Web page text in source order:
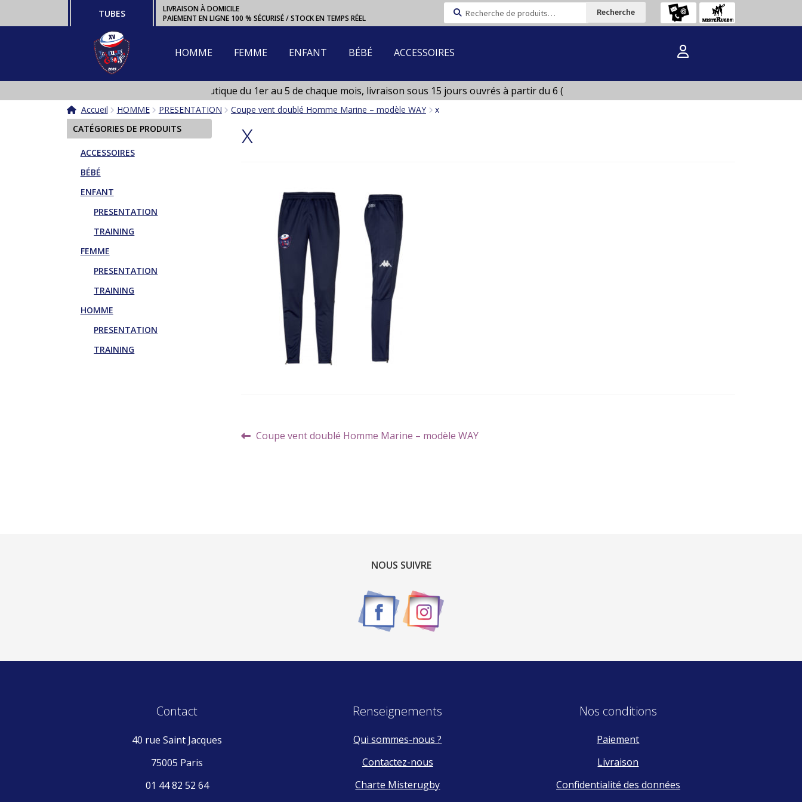
navigation
contenu
TUBES
LIVRAISON À DOMICILE
PAIEMENT EN LIGNE 100 % SÉCURISÉ / STOCK EN TEMPS RÉEL
Recherche
pour :
Recherche
HOMME FEMME ENFANT BÉBÉ ACCESSOIRES
Ouverture de la boutique du 1er au 5 de chaque mois, livraison sous 15 jours ouvrés à partir du 6 (
Boutique fermée en Janvier et en Aout)
Accueil HOMME PRESENTATION Coupe vent doublé Homme Marine – modèle WAY x
x
Navigation
Article
Coupe vent doublé Homme Marine – modèle WAY
CATÉGORIES DE PRODUITS
ACCESSOIRES
BÉBÉ
ENFANT
PRESENTATION
TRAINING
FEMME
PRESENTATION
TRAINING
HOMME
PRESENTATION
TRAINING
NOUS SUIVRE
Contact
40 rue Saint Jacques
75005 Paris
01 44 82 52 64
Renseignements
Qui sommes-nous ?
Contactez-nous
Charte Misterugby
Nos conditions
Paiement
Livraison
Confidentialité des données